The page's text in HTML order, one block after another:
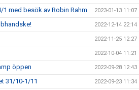
med besök av Robin Rahm 2023-01-13 11:07
2022-12-14 22:14
2022-11-25 12:27
2022-10-04 11:21
öppen 2022-09-28 12:43
31/10-1/11 2022-09-23 11:34